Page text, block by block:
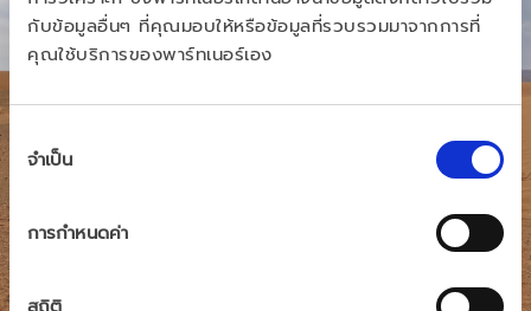
กับข้อมูลอื่นๆ ที่คุณมอบให้หรือข้อมูลที่รวบรวมมาจากการที่
คุณใช้บริการของพาร์ทเนอร์เอง
เลือก
ยินยอม
จำเป็น
การกำหนดค่า